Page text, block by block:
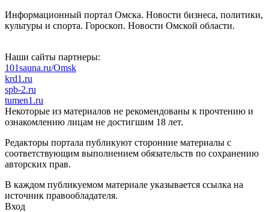
Информационный портал Омска. Новости бизнеса, политики,
культуры и спорта. Гороскоп. Новости Омской области.
Наши сайты партнеры:
101sauna.ru/Omsk
krd1.ru
spb-2.ru
tumen1.ru
Некоторые из материалов не рекомендованы к прочтению и
ознакомлению лицам не достигшим 18 лет.
Редакторы портала публикуют сторонние материалы с
соответствующим выполнением обязательств по сохранению
авторских прав.
В каждом публикуемом материале указывается ссылка на
источник правообладателя.
Вход